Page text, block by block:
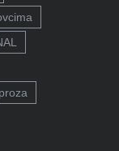
proza